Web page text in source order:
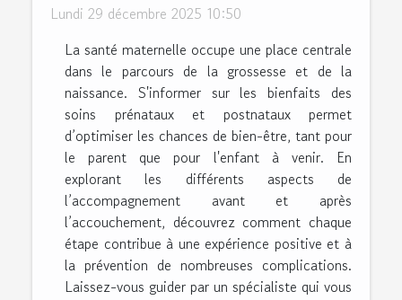
Lundi 29 décembre 2025 10:50
La santé maternelle occupe une place centrale
dans le parcours de la grossesse et de la
naissance. S'informer sur les bienfaits des
soins prénataux et postnataux permet
d’optimiser les chances de bien-être, tant pour
le parent que pour l'enfant à venir. En
explorant les différents aspects de
l’accompagnement avant et après
l’accouchement, découvrez comment chaque
étape contribue à une expérience positive et à
la prévention de nombreuses complications.
Laissez-vous guider par un spécialiste qui vous